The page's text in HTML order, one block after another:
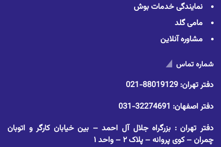
نمایندگی خدمات بوش
مامی گلد
مشاوره آنلاین
شماره تماس
دفتر تهران: 88019129-021
دفتر اصفهان: 32274691-031
دفتر تهران : بزرگراه جلال آل احمد – بین خیابان کارگر و اتوبان
چمران – کوی پروانه – پلاک ۲ – واحد ۱